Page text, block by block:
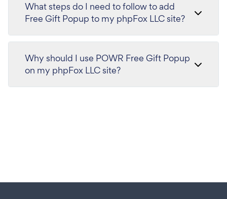
What steps do I need to follow to add
Free Gift Popup to my phpFox LLC site?
Why should I use POWR Free Gift Popup
on my phpFox LLC site?